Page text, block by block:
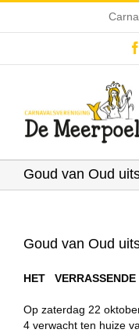
Goud van Oud
Goud van Oud
HET
Op zaterdag 22
4 verwacht ten huize